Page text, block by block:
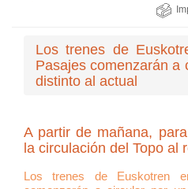
Los trenes de
Pasajes comenzarán a
distinto al actual
A partir de mañana,
la circulación del Topo al
Los trenes de Euskotren